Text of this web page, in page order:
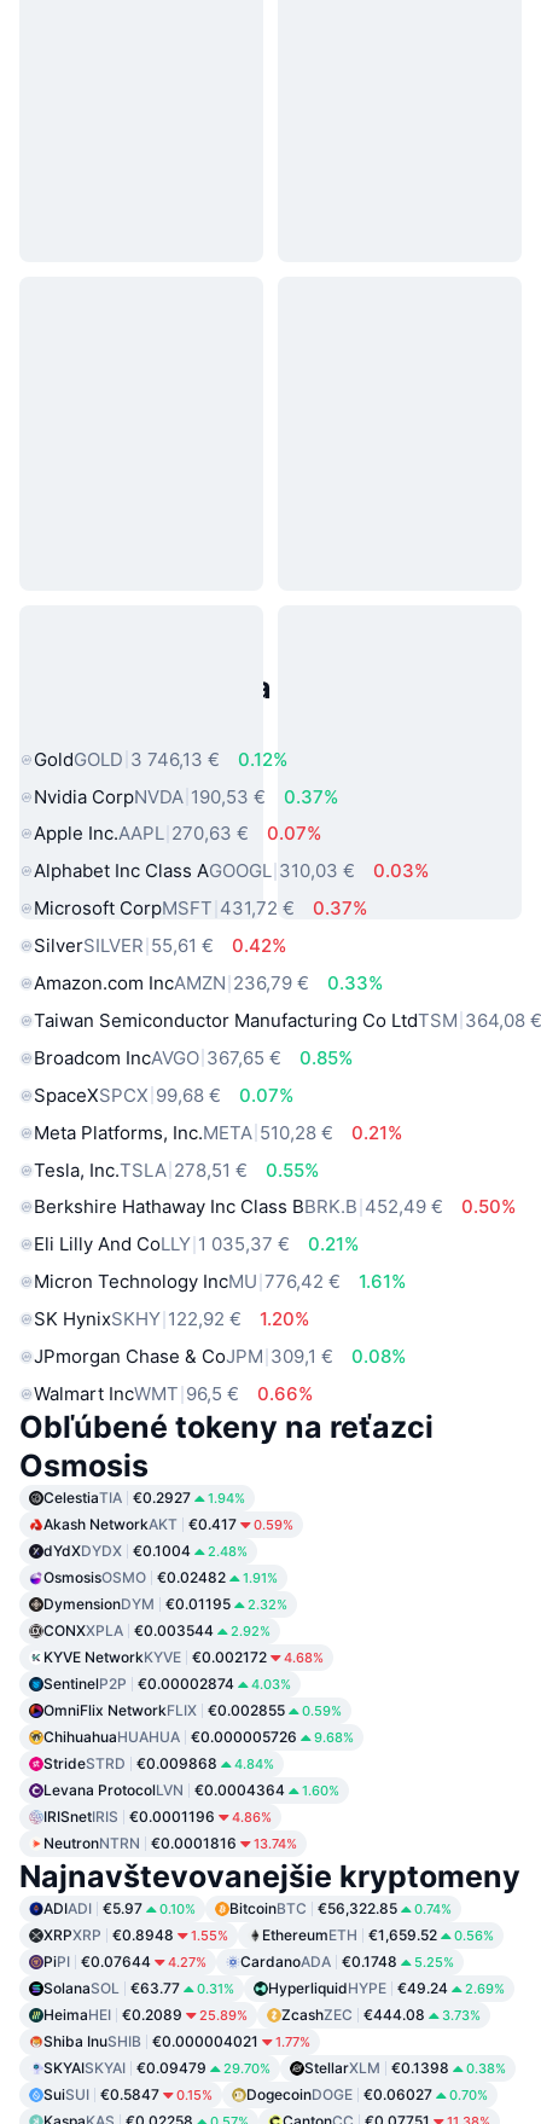
Populárne aktíva z reálneho
GoldGOLD 3 746,13 €
0.12%
Nvidia CorpNVDA 190,53 €
0.37%
Apple Inc.AAPL 270,63 €
0.07%
Alphabet Inc Class AGOOGL 310,03 €
0.03%
Microsoft CorpMSFT 431,72 €
0.37%
SilverSILVER 55,61 €
0.42%
Amazon.com IncAMZN 236,79 €
0.33%
Taiwan Semiconductor Manufacturing Co LtdTSM 364,08
Broadcom IncAVGO 367,65 €
0.85%
SpaceXSPCX 99,68 €
0.07%
Meta Platforms, Inc.META 510,28 €
0.21%
Tesla, Inc.TSLA 278,51 €
0.55%
Berkshire Hathaway Inc Class BBRK.B 452,49 €
0.50%
Eli Lilly And CoLLY 1 035,37 €
0.21%
Micron Technology IncMU 776,42 €
1.61%
SK HynixSKHY 122,92 €
1.20%
JPmorgan Chase & CoJPM 309,1 €
0.08%
Walmart IncWMT 96,5 € 0.66%
Obľúbené tokeny na reťazci
Osmosis
CelestiaTIA €0.2927 1.94%
Akash NetworkAKT €0.417 0.59%
dYdXDYDX €0.1004 2.48%
OsmosisOSMO €0.02482 1.91%
DymensionDYM €0.01195 2.32%
CONXXPLA €0.003544 2.92%
KYVE NetworkKYVE €0.002172 4.68%
SentinelP2P €0.00002874 4.03%
OmniFlix NetworkFLIX €0.002855 0.59%
ChihuahuaHUAHUA €0.000005726 9.68%
StrideSTRD €0.009868 4.84%
Levana ProtocolLVN €0.0004364 1.60%
IRISnetIRIS €0.0001196 4.86%
NeutronNTRN €0.0001816 13.74%
Najnavštevovanejšie kryptomeny
ADIADI €5.97 0.10% BitcoinBTC €56,322.85 0.74%
XRPXRP €0.8948 1.55% EthereumETH €1,659.52 0.56%
PiPI €0.07644 4.27% CardanoADA €0.1748 5.25%
SolanaSOL €63.77 0.31% HyperliquidHYPE €49.24 2.69%
HeimaHEI €0.2089 25.89% ZcashZEC €444.08 3.73%
Shiba InuSHIB €0.000004021 1.77%
SKYAISKYAI €0.09479 29.70% StellarXLM €0.1398 0.38%
SuiSUI €0.5847 0.15% DogecoinDOGE €0.06027 0.70%